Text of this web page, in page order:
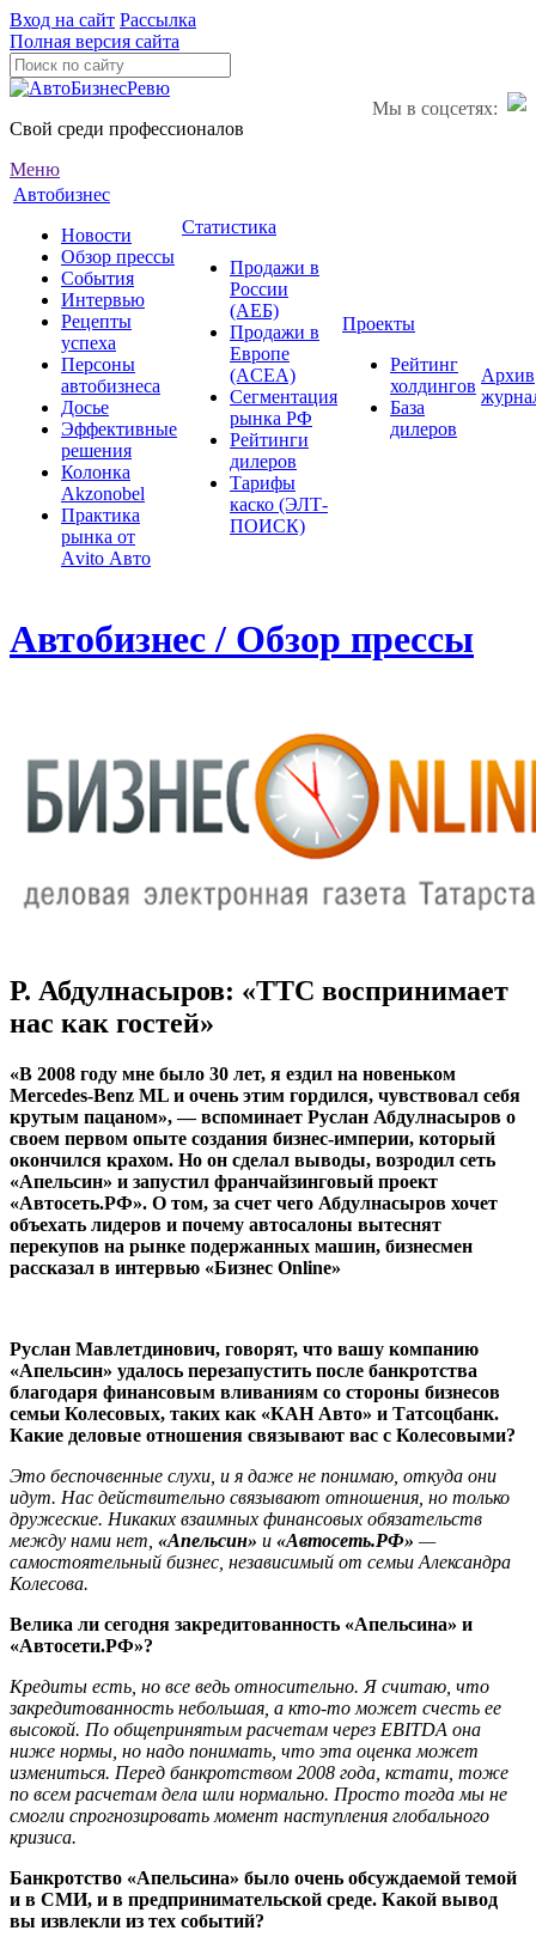
Вход на сайт Рассылка
Полная версия сайта
Мы в соцсетях:
Свой среди профессионалов
Меню
Автобизнес
Новости
Обзор прессы
События
Интервью
Рецепты
успеха
Персоны
автобизнеса
Досье
Эффективные
решения
Колонка
Akzonobel
Практика
рынка от
Аvito Авто
Статистика
Продажи в
России
(АЕБ)
Продажи в
Европе
(ACEA)
Сегментация
рынка РФ
Рейтинги
дилеров
Тарифы
каско (ЭЛТ-
ПОИСК)
Проекты
Рейтинг
холдингов
База
дилеров
Архив
Автобизнес / Обзор прессы
Р. Абдулнасыров: «ТТС воспринимает
нас как гостей»
«В 2008 году мне было 30 лет, я ездил на новеньком
Mercedes-Benz ML и очень этим гордился, чувствовал себя
крутым пацаном», — вспоминает Руслан Абдулнасыров о
своем первом опыте создания бизнес-империи, который
окончился крахом. Но он сделал выводы, возродил сеть
«Апельсин» и запустил франчайзинговый проект
«Автосеть.РФ». О том, за счет чего Абдулнасыров хочет
объехать лидеров и почему автосалоны вытеснят
перекупов на рынке подержанных машин, бизнесмен
рассказал в интервью «Бизнес Online»
Руслан Мавлетдинович, говорят, что вашу компанию
«Апельсин» удалось перезапустить после банкротства
благодаря финансовым вливаниям со стороны бизнесов
семьи Колесовых, таких как «КАН Авто» и Татсоцбанк.
Какие деловые отношения связывают вас с Колесовыми?
Это беспочвенные слухи, и я даже не понимаю, откуда они
идут. Нас действительно связывают отношения, но только
дружеские. Никаких взаимных финансовых обязательств
между нами нет, «Апельсин» и «Автосеть.РФ» —
самостоятельный бизнес, независимый от семьи Александра
Колесова.
Велика ли сегодня закредитованность «Апельсина» и
«Автосети.РФ»?
Кредиты есть, но все ведь относительно. Я считаю, что
закредитованность небольшая, а кто-то может счесть ее
высокой. По общепринятым расчетам через EBITDA она
ниже нормы, но надо понимать, что эта оценка может
измениться. Перед банкротством 2008 года, кстати, тоже
по всем расчетам дела шли нормально. Просто тогда мы не
смогли спрогнозировать момент наступления глобального
кризиса.
Банкротство «Апельсина» было очень обсуждаемой темой
и в СМИ, и в предпринимательской среде. Какой вывод
вы извлекли из тех событий?